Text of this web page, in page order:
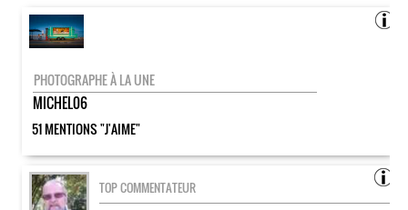
PHOTOGRAPHE À LA UNE
MICHEL06
51 MENTIONS "J'AIME"
TOP COMMENTATEUR